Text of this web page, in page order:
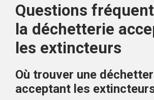
Questions
la déchetterie
les extincteurs
Où trouver une
acceptant les